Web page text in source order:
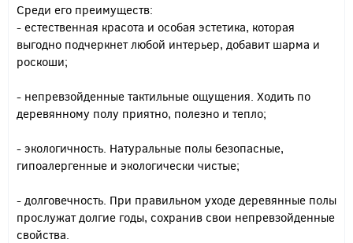
Среди его преимуществ:
- естественная красота и особая эстетика, которая
выгодно подчеркнет любой интерьер, добавит шарма и
роскоши;
- непревзойденные тактильные ощущения. Ходить по
деревянному полу приятно, полезно и тепло;
- экологичность. Натуральные полы безопасные,
гипоалергенные и экологически чистые;
- долговечность. При правильном уходе деревянные полы
прослужат долгие годы, сохранив свои непревзойденные
свойства.